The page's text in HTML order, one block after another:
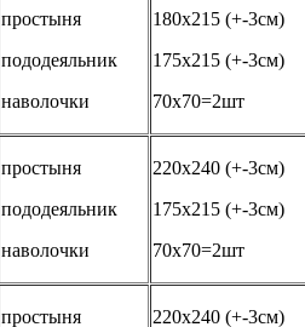
простыня
пододеяльник
наволочки
180х215 (+-3см)
175х215 (+-3см)
70х70=2шт
простыня
пододеяльник
наволочки
220х240 (+-3см)
175х215 (+-3см)
70х70=2шт
простыня
220х240 (+-3см)